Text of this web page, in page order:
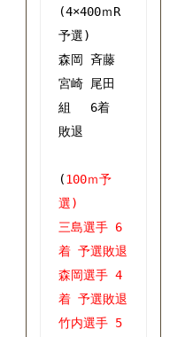
(4×400ｍR
予選)
森岡 斉藤
宮崎 尾田
組　 6着
敗退
(100ｍ予
選)
三島選手 6
着 予選敗退
森岡選手 4
着 予選敗退
竹内選手 5